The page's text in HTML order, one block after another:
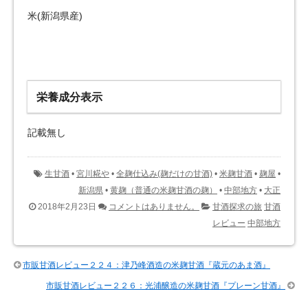
米(新潟県産)
栄養成分表示
記載無し
生甘酒 • 宮川糀や • 全麹仕込み(麹だけの甘酒) • 米麹甘酒 • 麹屋 •
新潟県 • 黄麹（普通の米麹甘酒の麹） • 中部地方 • 大正
2018年2月23日
コメントはありません。 甘酒探求の旅 甘酒
レビュー 中部地方
市販甘酒レビュー２２４：津乃峰酒造の米麹甘酒『蔵元のあま酒』
市販甘酒レビュー２２６：光浦醸造の米麹甘酒『プレーン甘酒』